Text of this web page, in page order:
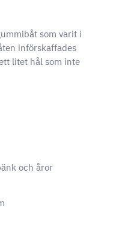
som varit i
införskaffades
litet hål som inte
och åror